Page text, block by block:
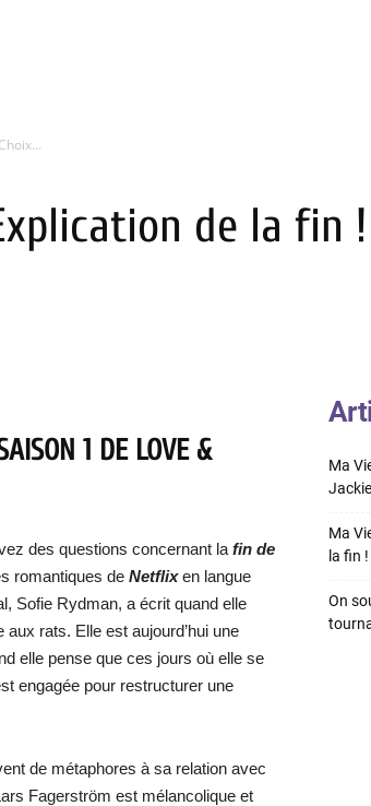
de la fin
1 DE LOVE &
des questions concernant la fin de
romantiques de Netflixen langue
Sofie Rydman, a écrit quand elle
aux rats. Elle est aujourd’hui une
elle pense que ces jours où elle se
engagée pour restructurer une
de métaphores à sa relation avec
Fagerström est mélancolique et
Ma
Ma
la fin !
On